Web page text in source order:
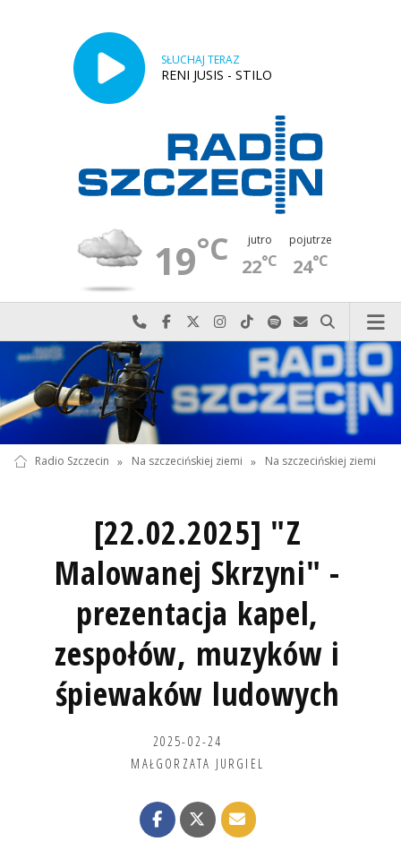
SŁUCHAJ TERAZ
RENI JUSIS - STILO
19°C jutro
22°C
pojutrze
24°C
Najlepiej po prostu do nas zadzwoń
Odwiedź nas na Facebook-u
Odwiedź nas na X
Odwiedź nas na Instagram-ie
Odwiedź nas na TikTok-u
Szukaj nas na Spotify
Wyślij do nas
Szukaj
Radio Szczecin » Na szczecińskiej ziemi » Na szczecińskiej ziemi
[22.02.2025] "Z
Malowanej Skrzyni" -
prezentacja kapel,
zespołów, muzyków i
śpiewaków ludowych
2025-02-24
MAŁGORZATA JURGIEL